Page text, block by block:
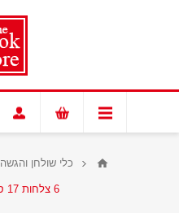
כלי שולחן והגשה
6 צלחות 17 ס"מ קורנינג לבן